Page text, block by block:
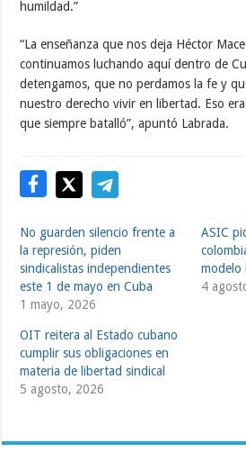
humildad.”
“La enseñanza que nos deja Héctor
continuamos luchando aquí dentro de
detengamos, que no perdamos la fe y
nuestro derecho vivir en libertad. Eso
que siempre batalló”, apuntó Labrada.
No guarden silencio frente a
la represión, piden
sindicalistas independientes
este 1 de mayo en Cuba
1 mayo, 2026
ASIC
modelo
4
OIT reitera al Estado cubano
cumplir sus obligaciones en
materia de libertad sindical
5 agosto, 2026